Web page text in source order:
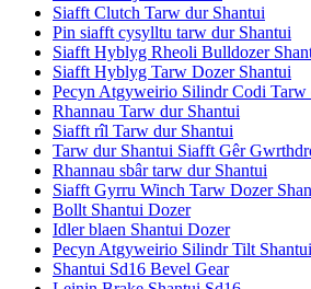
Siafft Clutch Tarw dur Shantui
Pin siafft cysylltu tarw dur Shantui
Siafft Hyblyg Rheoli Bulldozer
Siafft Hyblyg Tarw Dozer Shantui
Pecyn Atgyweirio Silindr Codi Tarw
Rhannau Tarw dur Shantui
Siafft rîl Tarw dur Shantui
Tarw dur Shantui Siafft Gêr
Rhannau sbâr tarw dur Shantui
Siafft Gyrru Winch Tarw Dozer
Bollt Shantui Dozer
Idler blaen Shantui Dozer
Pecyn Atgyweirio Silindr Tilt
Shantui Sd16 Bevel Gear